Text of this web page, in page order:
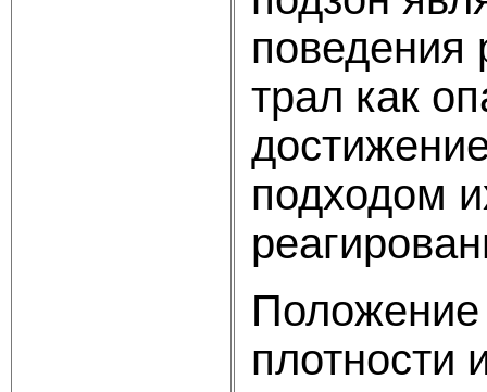
поведения
трал как
подходом
Положение
плотности